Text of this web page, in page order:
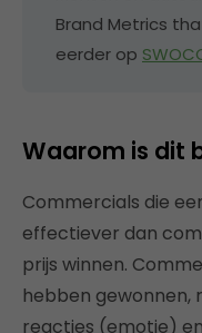
Brand Metrics
eerder op
Waarom is dit
Commercials die
effectiever dan
prijs winnen.
hebben
reacties (emotie)